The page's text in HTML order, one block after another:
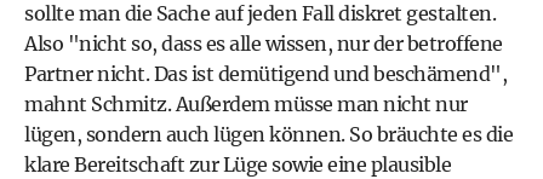
sollte man die Sache auf jeden Fall diskret gestalten.
Also "nicht so, dass es alle wissen, nur der betroffene
Partner nicht. Das ist demütigend und beschämend",
mahnt Schmitz. Außerdem müsse man nicht nur
lügen, sondern auch lügen können. So bräuchte es die
klare Bereitschaft zur Lüge sowie eine plausible